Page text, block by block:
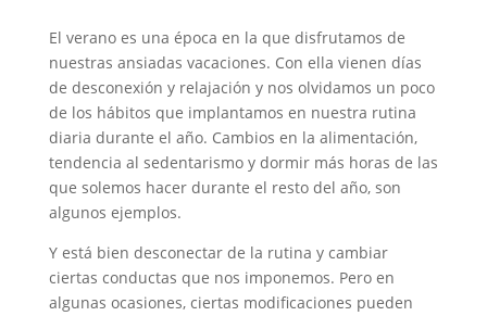
El verano es una época en la que disfrutamos de
nuestras ansiadas vacaciones. Con ella vienen días
de desconexión y relajación y nos olvidamos un poco
de los hábitos que implantamos en nuestra rutina
diaria durante el año. Cambios en la alimentación,
tendencia al sedentarismo y dormir más horas de las
que solemos hacer durante el resto del año, son
algunos ejemplos.
Y está bien desconectar de la rutina y cambiar
ciertas conductas que nos imponemos. Pero en
algunas ocasiones, ciertas modificaciones pueden